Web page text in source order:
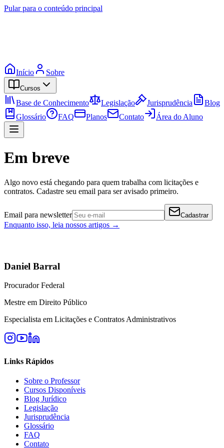
Pular para o conteúdo principal
Início Sobre
Cursos
Base de Conhecimento Legislação Jurisprudência
Blog
Glossário
FAQ Planos Contato Área do Aluno
Em breve
Algo novo está chegando para quem trabalha com licitações e
contratos. Cadastre seu email para ser avisado primeiro.
Email para newsletter Cadastrar
Enquanto isso, leia nossos artigos →
Daniel Barral
Procurador Federal
Mestre em Direito Público
Especialista em Licitações e Contratos Administrativos
Links Rápidos
Sobre o Professor
Cursos Disponíveis
Blog Jurídico
Legislação
Jurisprudência
Glossário
FAQ
Contato